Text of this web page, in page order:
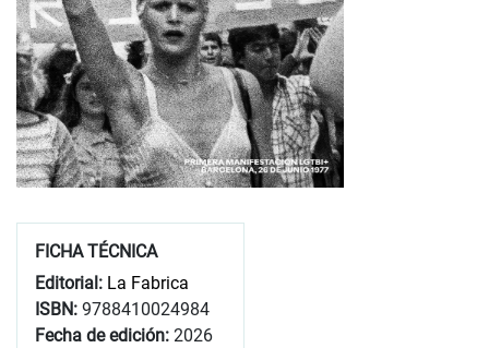
FICHA TÉCNICA
Editorial: La Fabrica
ISBN: 9788410024984
Fecha de edición: 2026